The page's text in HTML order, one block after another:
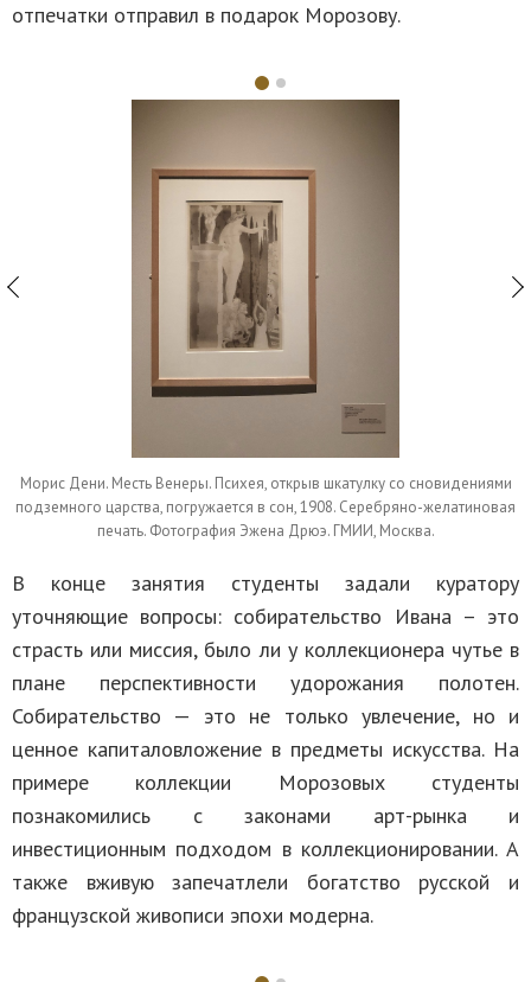
отпечатки отправил в подарок Морозову.
Морис Дени. Месть Венеры. Психея, открыв шкатулку со сновидениями
подземного царства, погружается в сон, 1908. Серебряно-желатиновая
печать. Фотография Эжена Дрюэ. ГМИИ, Москва.
В конце занятия студенты задали куратору
уточняющие вопросы: собирательство Ивана – это
страсть или миссия, было ли у коллекционера чутье в
плане перспективности удорожания полотен.
Собирательство — это не только увлечение, но и
ценное капиталовложение в предметы искусства. На
примере коллекции Морозовых студенты
познакомились с законами арт-рынка и
инвестиционным подходом в коллекционировании. А
также вживую запечатлели богатство русской и
французской живописи эпохи модерна.